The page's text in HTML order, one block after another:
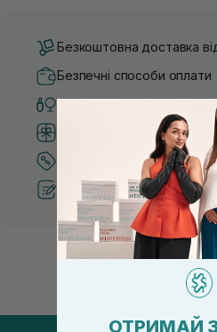
Безкоштовна доставка
Безпечні способи оплати
Тільки оригінальна
Система бонусів та
Кращі ціни та топ товари
Рекомендації від
ОТРИМАЙ